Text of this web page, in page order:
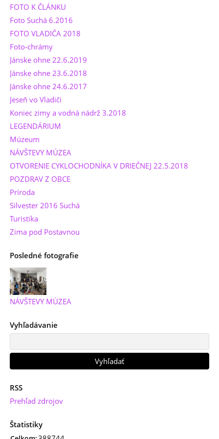
FOTO K ČLÁNKU
Foto Suchá 6.2016
FOTO VLADIČA 2018
Foto-chrámy
Jánske ohne 22.6.2019
Jánske ohne 23.6.2018
Jánske ohne 24.6.2017
Jeseň vo Vladiči
Koniec zimy a vodná nádrž 3.2018
LEGENDÁRIUM
Múzeum
NÁVŠTEVY MÚZEA
OTVORENIE CYKLOCHODNÍKA V DRIEČNEJ 22.5.2018
POZDRAV Z OBCE
Príroda
Silvester 2016 Suchá
Turistika
Zima pod Postavnou
Posledné fotografie
NÁVŠTEVY MÚZEA
Vyhľadávanie
RSS
Prehľad zdrojov
Štatistiky